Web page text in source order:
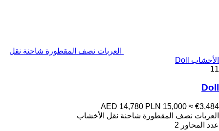
العربات نصف المقطورة شاحنة نقل
الأخشاب Doll
11
Doll
AED 14,780 PLN 15,000 ≈ €3,484
العربات نصف المقطورة شاحنة نقل الأخشاب
عدد المحاور 2